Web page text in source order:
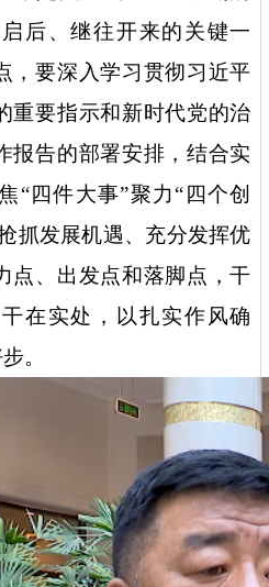
后、继往开来的关键一
，要深入学习贯彻习近平
重要指示和新时代党的治
报告的部署安排，结合实
“四件大事”聚力“四个创
抓发展机遇、充分发挥优
点、出发点和落脚点，干
在实处，以扎实作风确
。